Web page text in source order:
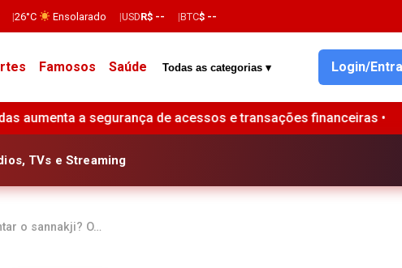
26°C Ensolarado USDR$ -- BTC$ --
Famosos Saúde Todas as categorias ▾ Login/
e transações financeiras • Lucro do terceiro trimestre da
TVs e Streaming
o sannakji? O…